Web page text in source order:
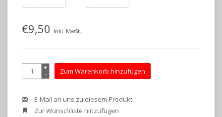
€9,50 Inkl. MwSt.
+
- Zum Warenkorb hinzufügen
E-Mail an uns zu diesem Produkt
Zur Wunschliste hinzufügen